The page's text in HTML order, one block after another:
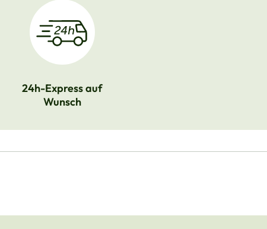
24h-Express auf
Wunsch